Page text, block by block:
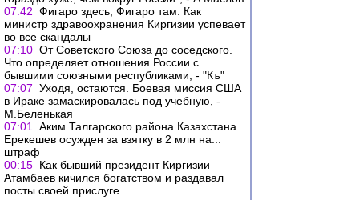
07:42 Фигаро здесь, Фигаро там. Как
министр здравоохранения Киргизии успевает
во все скандалы
07:10 От Советского Союза до соседского.
Что определяет отношения России с
бывшими союзными республиками, - "Къ"
07:07 Уходя, остаются. Боевая миссия США
в Ираке замаскировалась под учебную, -
М.Беленькая
07:01
Аким Талгарского района Казахстана
Ерекешев осужден за взятку в 2 млн на...
штраф
00:15 Как бывший президент Киргизии
Атамбаев кичился богатством и раздавал
посты своей прислуге